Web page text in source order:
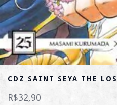
CDZ SAINT SEYA THE
R$32,90